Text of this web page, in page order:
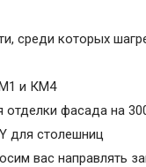
среди которых
и КМ4
отделки фасада на
для столешниц
вас направлять